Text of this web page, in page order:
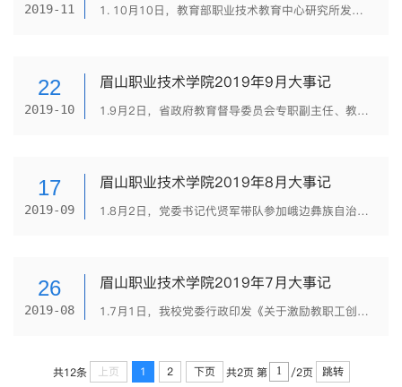
2019-11 1. 10月10日，教育部职业技术教育中心研究所发布了《关于第二批1+X证书制度试点院校名单的公告》（教职所〔2019〕257号），我校“网店运营推广”项目成功入选第二批1+X证书制度试点院校，这是我校首次入选教育部1...
22
2019-10
眉山职业技术学院2019年9月大事记
1.9月2日，省政府教育督导委员会专职副主任、教育厅总督学傅明，省政府教育督导委员会办公室主任、教育厅副总督学杨秀军，省教育厅二级调研员向荣等一行莅临我校慰问教师代表。 2.9月3日-4日，由我校（四川省...
17
2019-09
眉山职业技术学院2019年8月大事记
1.8月2日，党委书记代贤军带队参加峨边彝族自治县山区现代农旅产业资源推介发布会。 2.8月8日，我校被眉山市人民政府、眉山军分区表彰为2018年度大学生征兵工作先进单位（眉府函〔2019〕52号）。 3.8月16日...
26
2019-08
眉山职业技术学院2019年7月大事记
1.7月1日，我校党委行政印发《关于激励教职工创先争优的若干措施》（眉职委〔2019〕32号）。 2. 7月1日，我校学前教育、畜牧兽医两个专业通过教育部《高等职业教育创新发展行动计划（2015-2018年）》骨干专业...
共12条 上页 1 2 下页 共2页 第 /2页 跳转